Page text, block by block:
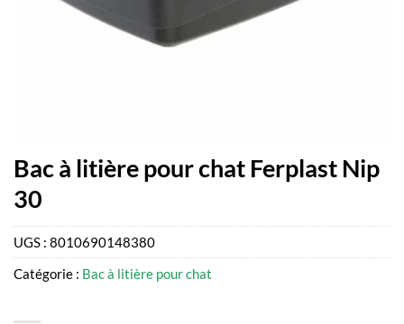
Bac à litière pour chat Ferplast Nip
30
UGS : 8010690148380
Catégorie : Bac à litière pour chat